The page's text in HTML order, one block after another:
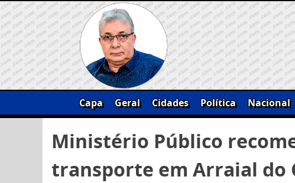
Skip
to
content
Capa Geral Cidades Política Nacional
por:
Ministério Público
transporte em Arraial do